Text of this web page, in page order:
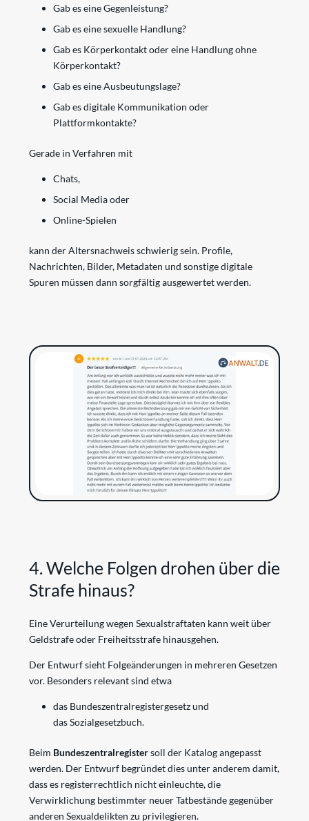
Gab es eine Gegenleistung?
Gab es eine sexuelle Handlung?
Gab es Körperkontakt oder eine Handlung ohne
Körperkontakt?
Gab es eine Ausbeutungslage?
Gab es digitale Kommunikation oder
Plattformkontakte?
Gerade in Verfahren mit
Chats,
Social Media oder
Online-Spielen
kann der Altersnachweis schwierig sein. Profile,
Nachrichten, Bilder, Metadaten und sonstige digitale
Spuren müssen dann sorgfältig ausgewertet werden.
4. Welche Folgen drohen über die
Strafe hinaus?
Eine Verurteilung wegen Sexualstraftaten kann weit über
Geldstrafe oder Freiheitsstrafe hinausgehen.
Der Entwurf sieht Folgeänderungen in mehreren Gesetzen
vor. Besonders relevant sind etwa
das Bundeszentralregistergesetz und
dasSozialgesetzbuch.
Beim Bundeszentralregistersoll der Katalog angepasst
werden. Der Entwurf begründet dies unter anderem damit,
dass es registerrechtlich nicht einleuchte, die
Verwirklichung bestimmter neuer Tatbestände gegenüber
anderen Sexualdelikten zu privilegieren.